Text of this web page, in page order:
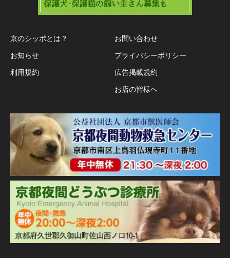
京のシッポとは？
お知らせ
利用規約
お問い合わせ
プライバシーポリシー
広告掲載規約
お店の皆様へ